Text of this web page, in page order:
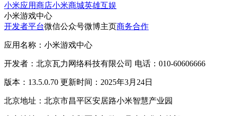
小米应用商店小米商城英雄互娱
小米游戏中心
开发者平台微信公众号微博主页商务合作
应用名称：小米游戏中心
开发者：北京瓦力网络科技有限公司 电话：010-60606666
版本：13.5.0.70 更新时间：2025年3月24日
北京地址：北京市昌平区安居路小米智慧产业园